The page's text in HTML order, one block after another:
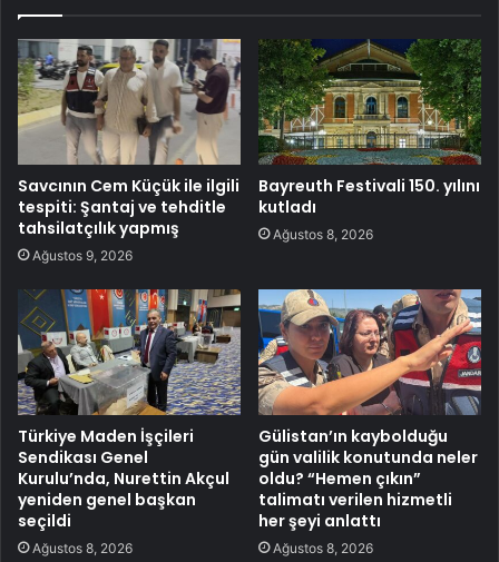
Savcının Cem Küçük ile ilgili
tespiti: Şantaj ve tehditle
tahsilatçılık yapmış
Ağustos 9, 2026
Bayreuth Festivali 150. yılını
kutladı
Ağustos 8, 2026
Türkiye Maden İşçileri
Sendikası Genel
Kurulu’nda, Nurettin Akçul
yeniden genel başkan
seçildi
Ağustos 8, 2026
Gülistan’ın kaybolduğu
gün valilik konutunda neler
oldu? “Hemen çıkın”
talimatı verilen hizmetli
her şeyi anlattı
Ağustos 8, 2026